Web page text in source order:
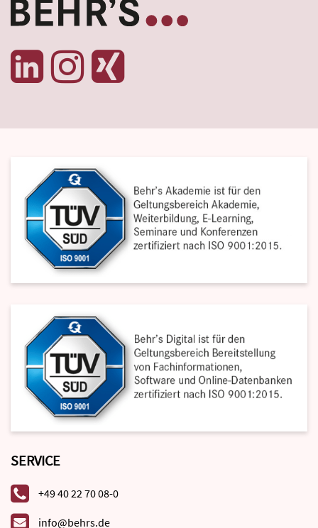
SERVICE
+49 40 22 70 08-0
info@behrs.de